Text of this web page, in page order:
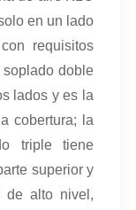
en un lado
requisitos
doble
lados y es la
cobertura; la
triple tiene
superior y
de alto nivel,